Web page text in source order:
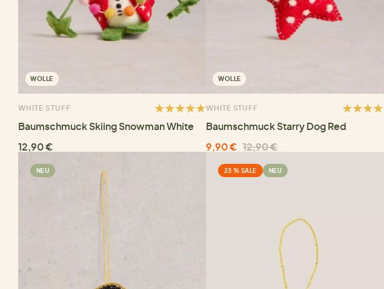
WOLLE
WHITE STUFF
Baumschmuck Skiing Snowman White
12,90 €
WOLLE
WHITE STUFF
Baumschmuck Starry Dog Red
9,90 € 12,90 €
NEU 23 % SALE NEU